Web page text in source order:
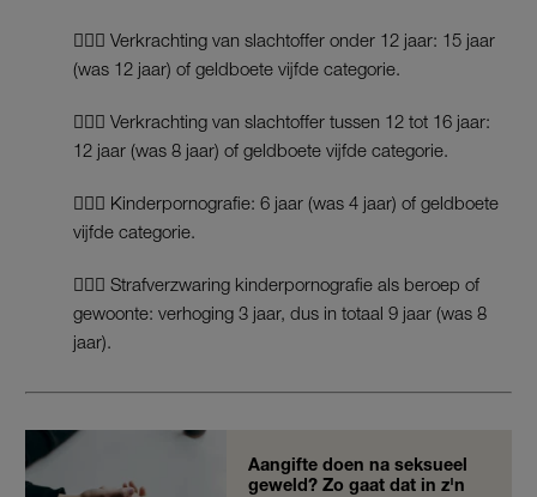
👩🏽‍⚖️ Verkrachting van slachtoffer onder 12 jaar: 15 jaar
(was 12 jaar) of geldboete vijfde categorie.
👩🏽‍⚖️ Verkrachting van slachtoffer tussen 12 tot 16 jaar:
12 jaar (was 8 jaar) of geldboete vijfde categorie.
👩🏽‍⚖️ Kinderpornografie: 6 jaar (was 4 jaar) of geldboete
vijfde categorie.
👩🏽‍⚖️ Strafverzwaring kinderpornografie als beroep of
gewoonte: verhoging 3 jaar, dus in totaal 9 jaar (was 8
jaar).
Aangifte doen na seksueel
geweld? Zo gaat dat in z'n